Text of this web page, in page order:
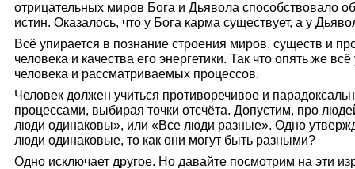
отрицательных миров Бога и Дьявола способствовало
истин. Оказалось, что у Бога карма существует, а у
Всё упирается в познание строения миров, существ и
человека и качества его энергетики. Так что опять же
человека и рассматриваемых процессов.
Человек должен учиться противоречивое и
процессами, выбирая точки отсчёта. Допустим, про
люди одинаковы», или «Все люди разные». Одно
люди одинаковые, то как они могут быть разными?
Одно ис­ключает другое. Но давайте посмотрим на эти